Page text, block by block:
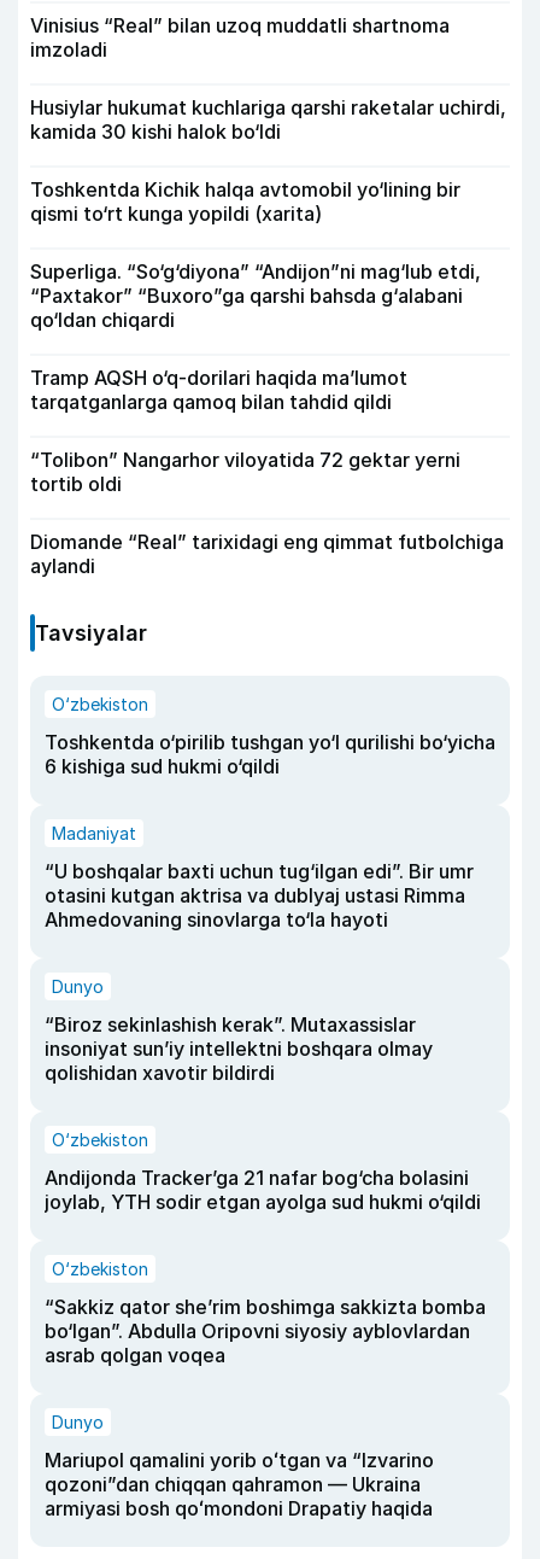
Vinisius “Real” bilan uzoq muddatli shartnoma
imzoladi
Husiylar hukumat kuchlariga qarshi raketalar uchirdi,
kamida 30 kishi halok bo‘ldi
Toshkentda Kichik halqa avtomobil yo‘lining bir
qismi to‘rt kunga yopildi (xarita)
Superliga. “So‘g‘diyona” “Andijon”ni mag‘lub etdi,
“Paxtakor” “Buxoro”ga qarshi bahsda g‘alabani
qo‘ldan chiqardi
Tramp AQSH o‘q-dorilari haqida ma’lumot
tarqatganlarga qamoq bilan tahdid qildi
“Tolibon” Nangarhor viloyatida 72 gektar yerni
tortib oldi
Diomande “Real” tarixidagi eng qimmat futbolchiga
aylandi
Tavsiyalar
O‘zbekiston
Toshkentda o‘pirilib tushgan yo‘l qurilishi bo‘yicha
6 kishiga sud hukmi o‘qildi
Madaniyat
“U boshqalar baxti uchun tug‘ilgan edi”. Bir umr
otasini kutgan aktrisa va dublyaj ustasi Rimma
Ahmedovaning sinovlarga to‘la hayoti
Dunyo
“Biroz sekinlashish kerak”. Mutaxassislar
insoniyat sun’iy intellektni boshqara olmay
qolishidan xavotir bildirdi
O‘zbekiston
Andijonda Tracker’ga 21 nafar bog‘cha bolasini
joylab, YTH sodir etgan ayolga sud hukmi o‘qildi
O‘zbekiston
“Sakkiz qator she’rim boshimga sakkizta bomba
bo‘lgan”. Abdulla Oripovni siyosiy ayblovlardan
asrab qolgan voqea
Dunyo
Mariupol qamalini yorib oʻtgan va “Izvarino
qozoni”dan chiqqan qahramon — Ukraina
armiyasi bosh qoʻmondoni Drapatiy haqida